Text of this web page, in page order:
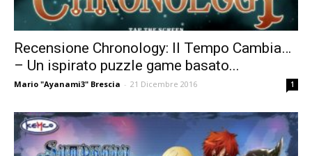
Recensione Chronology: Il Tempo Cambia…
– Un ispirato puzzle game basato...
Mario "Ayanami3" Brescia - 21 Dicembre 2016 1